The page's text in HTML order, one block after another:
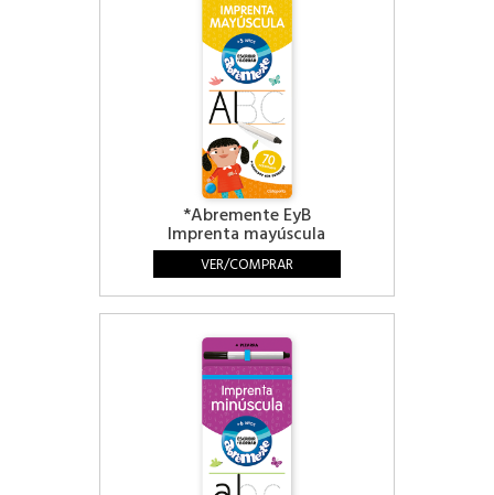
*Abremente EyB
Imprenta mayúscula
VER/COMPRAR